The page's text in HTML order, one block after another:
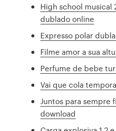
High school
dublado online
Expresso polar
Filme amor a sua
Perfume de bebe
Vai que cola
Juntos para sempre
download